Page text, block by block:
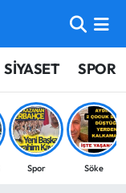
SİYASET SPOR
Spor Söke